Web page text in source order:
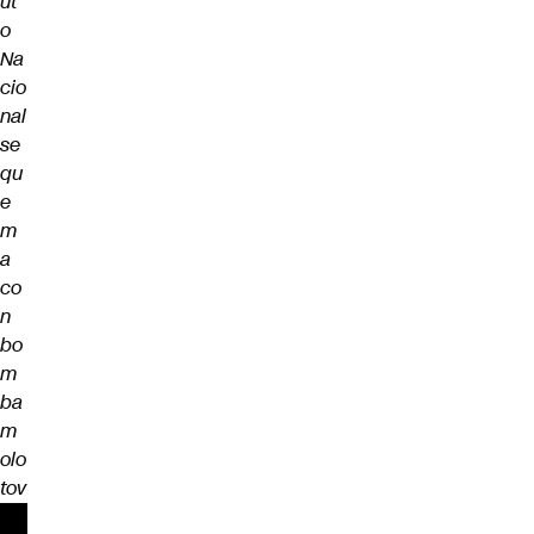
o
Na
cio
nal
se
qu
e
m
a
co
n
bo
m
ba
m
olo
tov